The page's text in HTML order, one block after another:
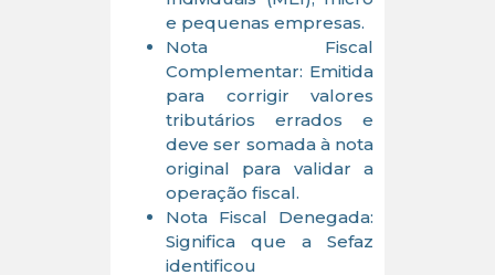
e pequenas empresas.
Nota Fiscal
Complementar: Emitida
para corrigir valores
tributários errados e
deve ser somada à nota
original para validar a
operação fiscal.
Nota Fiscal Denegada:
Significa que a Sefaz
identificou